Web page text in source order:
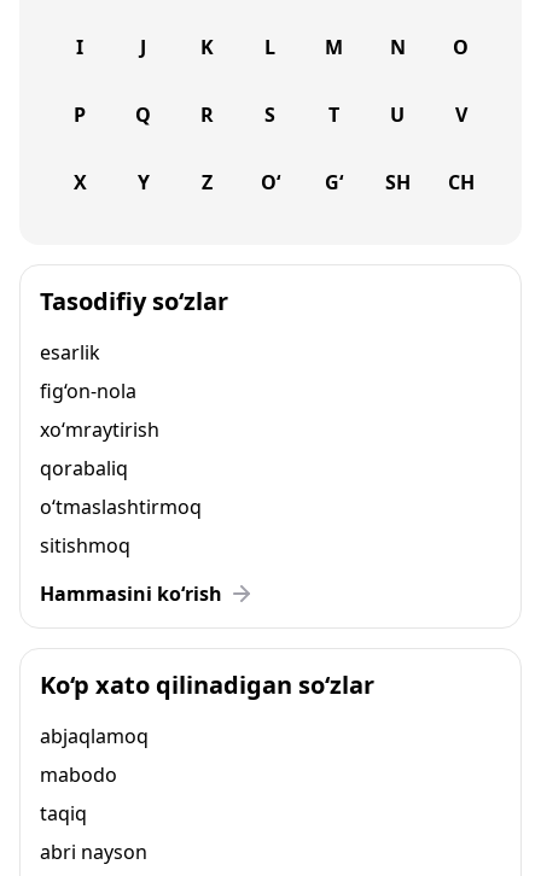
I J K L M N O
P Q R S T U V
X Y Z O‘ G‘ SH CH
Tasodifiy so‘zlar
esarlik
fig‘on-nola
xo‘mraytirish
qorabaliq
o‘tmaslashtirmoq
sitishmoq
Hammasini ko‘rish
Ko‘p xato qilinadigan so‘zlar
abjaqlamoq
mabodo
taqiq
abri nayson